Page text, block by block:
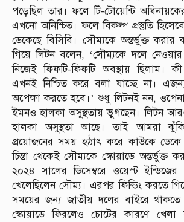
পড়েছিল তার। ফলে টি-টোয়েন্টি
এখনো অনিশ্চিত। ফলে বিকল্প প্রস্তুতি
ডেকেছে বিসিবি। সৌম্যকে অন্তর্ভুক্ত করার
গিয়ে লিটন বলেন, ‘সৌম্যকে দলে
নিজেই ফিফটি-ফিফটি অবস্থায় ছিলাম।
এখনই নিশ্চিত করে বলা যাচ্ছে না।
অপেক্ষা করতে হবে।’ শুধু লিটনই নন,
ইমনও হালকা অসুস্থতায় ভুগছেন। লিটন
হালকা অসুস্থতা আছে। তাই আমরা
প্রয়োজনের সময় হঠাৎ করে কাউকে
চিন্তা থেকেই সৌম্যকে স্কোয়াডে অন্তর্ভুক্ত
২০২৪ সালের ডিসেম্বরে ওয়েস্ট ইন্ডিজের
খেলেছিলেন সৌম্য। এরপর ফিল্ডিং করতে
সময়ের জন্য জাতীয় দলের বাইরে
স্কোয়াডে ফিরলেও চোটের কারণে খেলা